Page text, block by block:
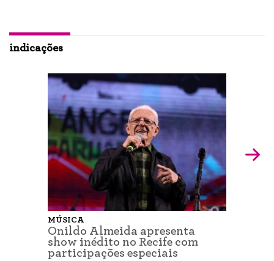
indicações
MÚSICA
Onildo Almeida apresenta
show inédito no Recife com
participações especiais